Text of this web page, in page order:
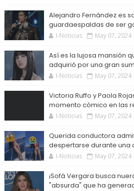
Alejandro Fernández es
guardaespaldas de ser
I-Noticias May 07, 2024
Así es la lujosa mansión
adquirió por una gran
I-Noticias May 07, 2024
Victoria Ruffo y Paola
momento cómico en las
I-Noticias May 07, 2024
Querida conductora
despertarse durante una
I-Noticias May 07, 2024
¡Sofá Vergara busca
"absurda" que ha